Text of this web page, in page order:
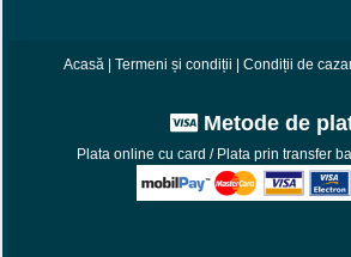
Acasă | Termeni și condiții | Condiții de
Metode de
Plata online cu card / Plata prin transfer